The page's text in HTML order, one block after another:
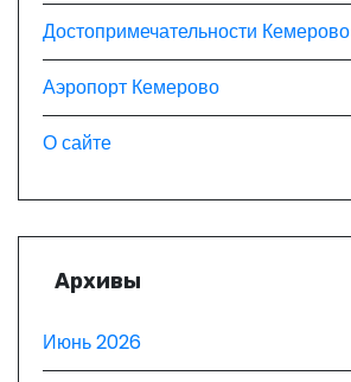
Достопримечательности Кемерово
Аэропорт Кемерово
О сайте
Архивы
Июнь 2026